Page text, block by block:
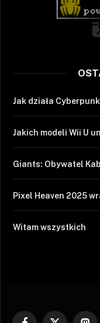
Jak działa
Jakich modeli Wii U
Giants: Obywatel
Pixel Heaven 2025
Witam wszystkich